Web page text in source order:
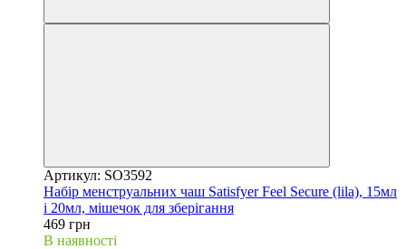
Артикул: SO3592
Набір менструальних чаш Satisfyer Feel Secure (lila), 15мл
і 20мл, мішечок для зберігання
469 грн
В наявності